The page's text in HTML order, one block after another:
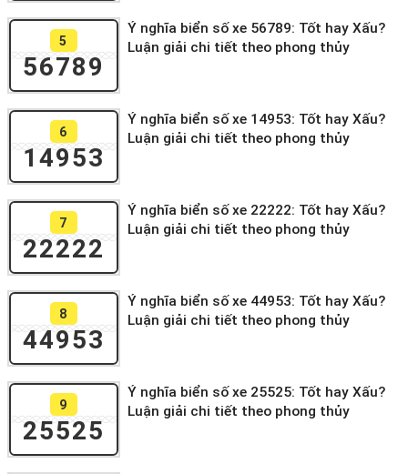
5
56789
Ý nghĩa biển số xe 56789: Tốt hay Xấu?
Luận giải chi tiết theo phong thủy
6
14953
Ý nghĩa biển số xe 14953: Tốt hay Xấu?
Luận giải chi tiết theo phong thủy
7
22222
Ý nghĩa biển số xe 22222: Tốt hay Xấu?
Luận giải chi tiết theo phong thủy
8
44953
Ý nghĩa biển số xe 44953: Tốt hay Xấu?
Luận giải chi tiết theo phong thủy
9
25525
Ý nghĩa biển số xe 25525: Tốt hay Xấu?
Luận giải chi tiết theo phong thủy